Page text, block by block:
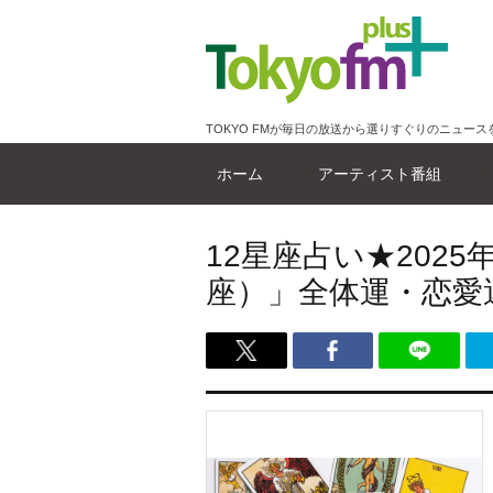
TOKYO FMが毎日の放送から選りすぐりのニュース
ホーム アーティスト番組
12星座占い★2025
座）」全体運・恋